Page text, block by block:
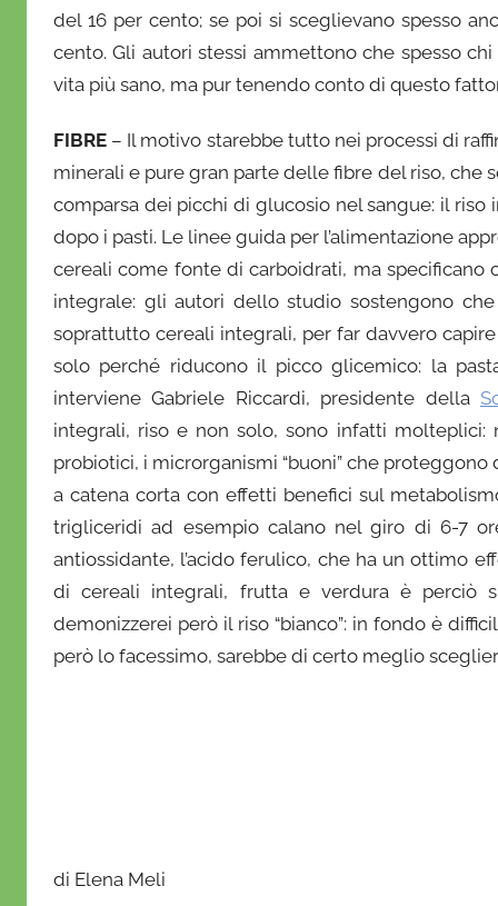
del 16 per cento; se poi si sceglievano spesso
cento. Gli autori stessi ammettono che spesso
vita più sano, ma pur tenendo conto di questo
FIBRE – Il motivo starebbe tutto nei processi di
minerali e pure gran parte delle fibre del riso, che
comparsa dei picchi di glucosio nel sangue: il
dopo i pasti. Le linee guida per l’alimentazione
cereali come fonte di carboidrati, ma
integrale: gli autori dello studio sostengono
soprattutto cereali integrali, per far davvero
solo perché riducono il picco glicemico: la
interviene Gabriele Riccardi, presidente della
integrali, riso e non solo, sono infatti molteplici:
probiotici, i microrganismi “buoni” che
a catena corta con effetti benefici sul
trigliceridi ad esempio calano nel giro di 6-7
antiossidante, l’acido ferulico, che ha un ottimo
di cereali integrali, frutta e verdura è perciò
demonizzerei però il riso “bianco”: in fondo è
però lo facessimo, sarebbe di certo meglio
di Elena Meli